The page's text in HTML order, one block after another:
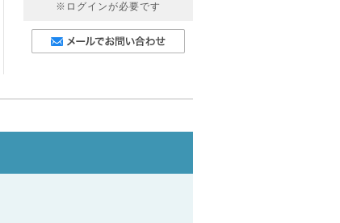
※ログインが必要です